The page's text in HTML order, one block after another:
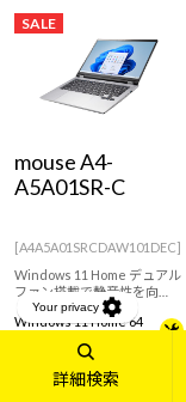
SALE
mouse A4-
A5A01SR-C
[A4A5A01SRCDAW101DEC]
Windows 11 Home デュアル
ファン搭載で静音性を向
上！マルチタスクに優れた
AMD Ryzen 5 7535HS プロセ
ッサ搭載で、日常使いに十
分なスペックを備えた14型
ノート！高い堅牢性と耐久
性を実証された【MIL規格】
Windows 11 Home 64
AMD Ryzen™ 5 7535HS プロ
詳細検索